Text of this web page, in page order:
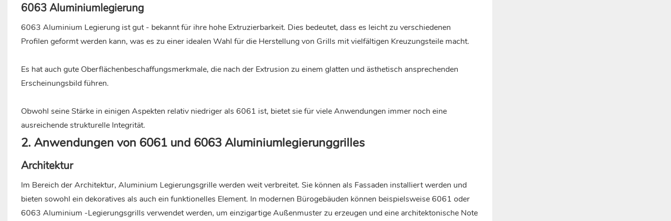
6063 Aluminiumlegierung
6063 Aluminium Legierung ist gut - bekannt für ihre hohe Extruzierbarkeit. Dies bedeutet, dass es leicht zu verschiedenen
Profilen geformt werden kann, was es zu einer idealen Wahl für die Herstellung von Grills mit vielfältigen Kreuzungsteile macht.
Es hat auch gute Oberflächenbeschaffungsmerkmale, die nach der Extrusion zu einem glatten und ästhetisch ansprechenden
Erscheinungsbild führen.
Obwohl seine Stärke in einigen Aspekten relativ niedriger als 6061 ist, bietet sie für viele Anwendungen immer noch eine
ausreichende strukturelle Integrität.
2. Anwendungen von 6061 und 6063 Aluminiumlegierunggrilles
Architektur
Im Bereich der Architektur, Aluminium Legierungsgrille werden weit verbreitet. Sie können als Fassaden installiert werden und
bieten sowohl ein dekoratives als auch ein funktionelles Element. In modernen Bürogebäuden können beispielsweise 6061 oder
6063 Aluminium -Legierungsgrills verwendet werden, um einzigartige Außenmuster zu erzeugen und eine architektonische Note